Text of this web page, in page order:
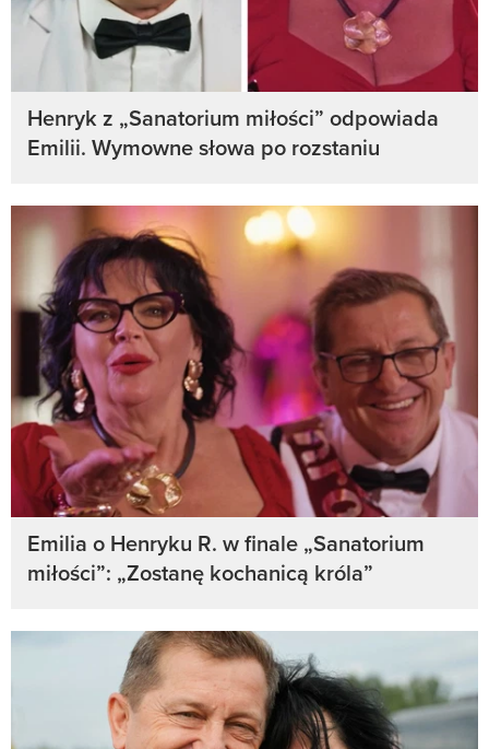
Henryk z „Sanatorium miłości” odpowiada
Emilii. Wymowne słowa po rozstaniu
Emilia o Henryku R. w finale „Sanatorium
miłości”: „Zostanę kochanicą króla”